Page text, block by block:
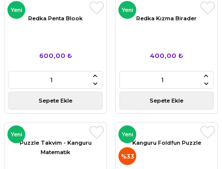
Setler(LGS Hazırlık)
Yeni
Redka Penta Blook
600,00 ₺
Sepete Ekle
Yeni
Redka Kızma Birader
400,00 ₺
Sepete Ekle
Yeni
Puzzle Takvim - Kanguru
Matematik
Yeni
%33
Kanguru Foldfun Puzzle